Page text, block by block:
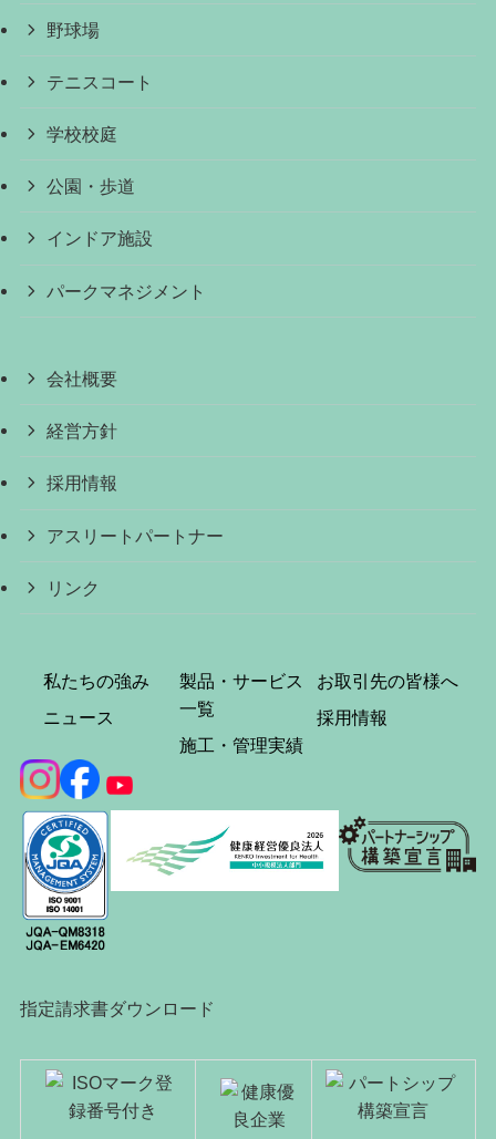
野球場
テニスコート
学校校庭
公園・歩道
インドア施設
パークマネジメント
会社概要
経営方針
採用情報
アスリートパートナー
リンク
私たちの強み
ニュース
製品・サービス
一覧
施工・管理実績
お取引先の皆様へ
採用情報
指定請求書ダウンロード